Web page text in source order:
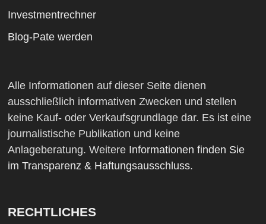
Investmentrechner
Blog-Pate werden
Alle Informationen auf dieser Seite dienen
ausschließlich informativen Zwecken und stellen
keine Kauf- oder Verkaufsgrundlage dar. Es ist eine
journalistische Publikation und keine
Anlageberatung. Weitere Informationen finden Sie
im Transparenz & Haftungsausschluss.
RECHTLICHES